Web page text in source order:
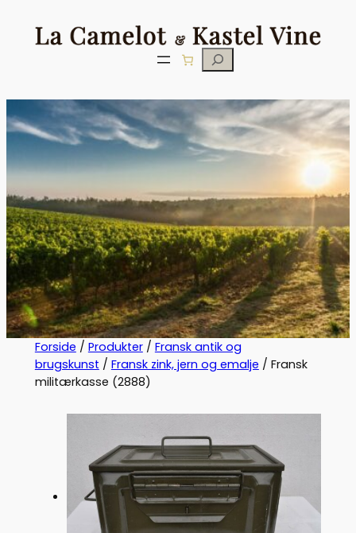
Søg
Forside / Produkter/ Fransk antik og
brugskunst / Fransk zink, jern og emalje / Fransk
militærkasse (2888)